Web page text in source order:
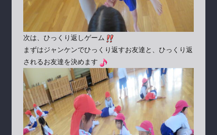
次は、ひっくり返しゲーム
まずはジャンケンでひっくり返すお友達と、ひっくり返
されるお友達を決めます